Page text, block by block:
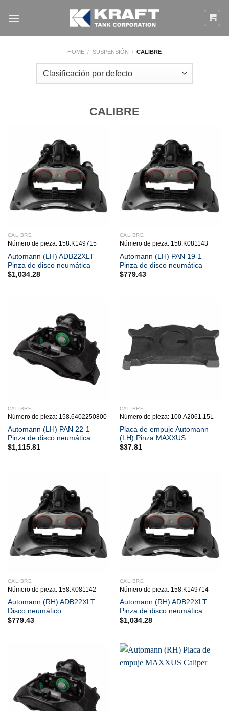
HOME / SUSPENSIÓN / CALIBRE
CALIBRE
CALIBRE
Número de pieza: 158.K149715
Automann (LH) ADB22XLT
Pinza de disco neumática
$1,034.28
CALIBRE
Número de pieza: 158.K081143
Automann (LH) PAN 19-1
Pinza de disco neumática
$779.43
CALIBRE
Número de pieza: 158.6402250800
Automann (LH) PAN 22-1
Pinza de disco neumática
$1,115.81
CALIBRE
Número de pieza: 100.A2061.15L
Placa de empuje Automann
(LH) Pinza MAXXUS
$37.81
CALIBRE
Número de pieza: 158.K081142
Automann (RH) ADB22XLT
Disco neumático
$779.43
CALIBRE
Número de pieza: 158.K149714
Automann (RH) ADB22XLT
Pinza de disco neumática
$1,034.28